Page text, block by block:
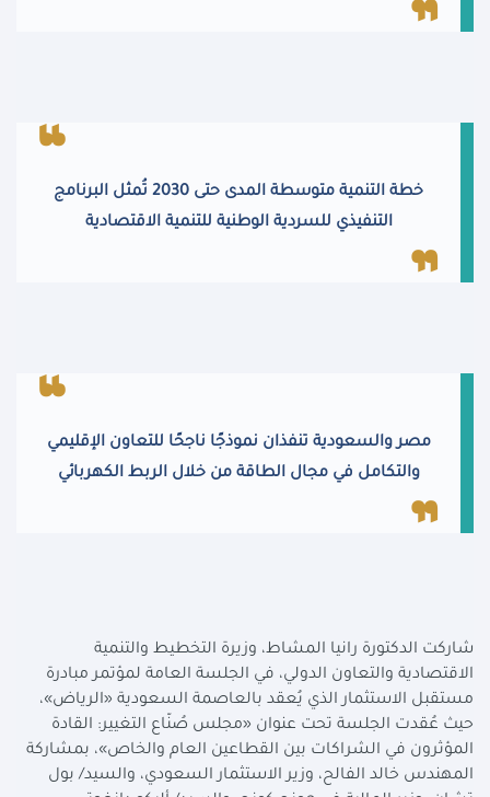
خطة التنمية متوسطة المدى حتى 2030 تُمثل البرنامج
التنفيذي للسردية الوطنية للتنمية الاقتصادية
مصر والسعودية تنفذان نموذجًا ناجحًا للتعاون الإقليمي
والتكامل في مجال الطاقة من خلال الربط الكهربائي
شاركت الدكتورة رانيا المشاط، وزيرة التخطيط والتنمية
الاقتصادية والتعاون الدولي، في الجلسة العامة لمؤتمر مبادرة
مستقبل الاستثمار الذي يُعقد بالعاصمة السعودية «الرياض»،
حيث عُقدت الجلسة تحت عنوان «مجلس صُنّاع التغيير: القادة
المؤثرون في الشراكات بين القطاعين العام والخاص»، بمشاركة
المهندس خالد الفالح، وزير الاستثمار السعودي، والسيد/ بول